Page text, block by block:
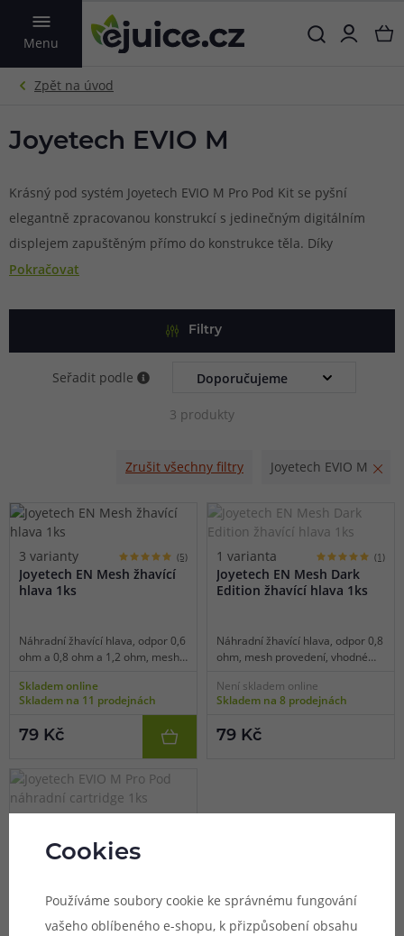
Menu
VYHLEDAT
Joyetech EVIO M
Krásný pod systém Joyetech EVIO M Pro Pod Kit se pyšní
elegantně zpracovanou konstrukcí s jedinečným digitálním
displejem zapuštěným přímo do konstrukce těla. Díky
maximálnímu výstupnímu výkonu 30W s možností regulace
také vybaven praktickým bočním systémem airflow,
nutnosti odpojování cartridge z těla baterie během
1100mAh si užijete dlouhé hodiny nerušeného a
nabíjení USB-C. Joyetech EVIO M Pro Pod Kit přináší
každodenní využití.
Pokračovat
Filtry
Seřadit podle
3 produkty
Zrušit všechny filtry Joyetech EVIO M
3 varianty (5)
Joyetech EN Mesh žhavící
hlava 1ks
Náhradní žhavící hlava, odpor 0,6
ohm a 0,8 ohm a 1,2 ohm, mesh
vaping, 1ks v balení.
Skladem online
Skladem na 11 prodejnách
79 Kč
1 varianta (1)
Joyetech EN Mesh Dark
Edition žhavící hlava 1ks
Náhradní žhavící hlava, odpor 0,8
ohm, mesh provedení, vhodné
Není skladem online
Skladem na 8 prodejnách
79 Kč
Joyetech EVIO M Pro Pod
náhradní cartridge 1ks
Náhradní cartridge s
integrovanou hlavou, objem 2 ml,
Cookies
Používáme soubory cookie ke správnému fungování
vašeho oblíbeného e-shopu, k přizpůsobení obsahu